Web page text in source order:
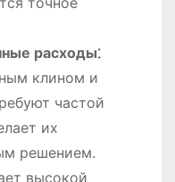
расходы⁚
клином и
частой
их
решением.
высокой